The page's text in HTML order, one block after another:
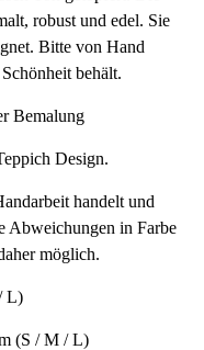
robust und edel. Sie
Bitte von Hand
behält.
Bemalung
Design.
handelt und
Abweichungen in Farbe
möglich.
L)
(S / M / L)